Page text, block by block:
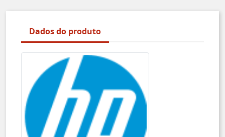
Dados do produto